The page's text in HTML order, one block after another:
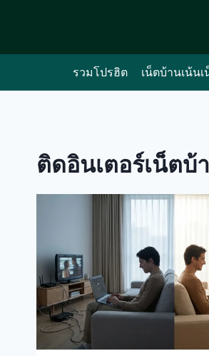
รวมโปรฮิต เน็ตบ้านเน้น
ติดอินเตอร์เน็ตบ้